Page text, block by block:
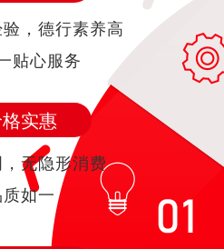
，德行素养高
贴心服务
实惠
无隐形消费
如一